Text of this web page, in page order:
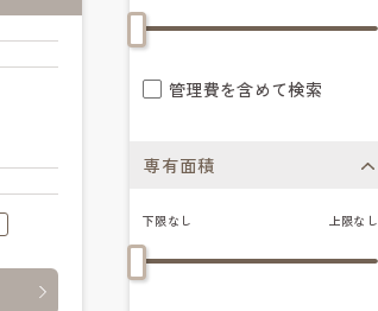
管理費を含めて検索
専有面積
下限なし 上限なし